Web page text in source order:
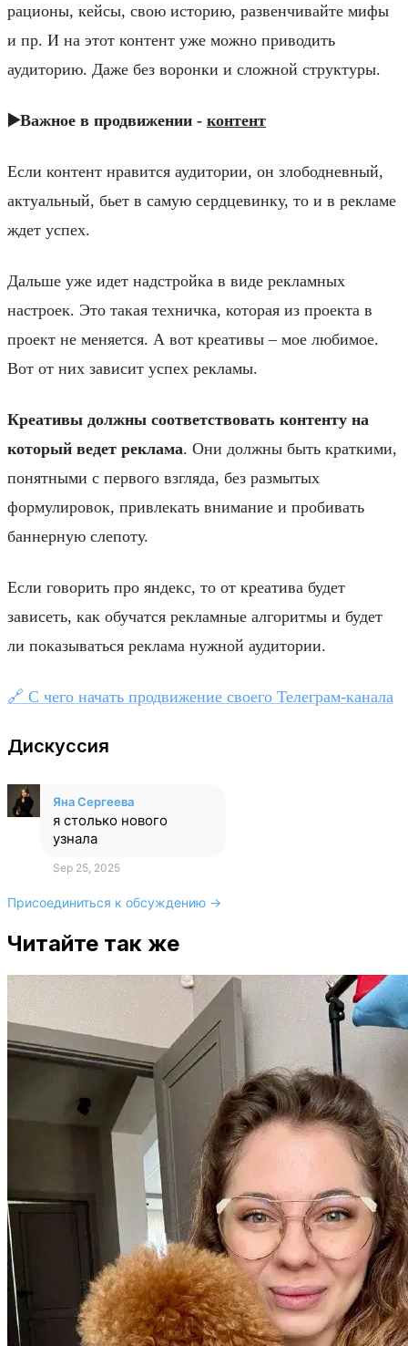
рационы, кейсы, свою историю, развенчивайте мифы
и пр. И на этот контент уже можно приводить
аудиторию. Даже без воронки и сложной структуры.
▶️Важное в продвижении - контент
Если контент нравится аудитории, он злободневный,
актуальный, бьет в самую сердцевинку, то и в рекламе
ждет успех.
Дальше уже идет надстройка в виде рекламных
настроек. Это такая техничка, которая из проекта в
проект не меняется. А вот креативы – мое любимое.
Вот от них зависит успех рекламы.
Креативы должны соответствовать контенту на
который ведет реклама. Они должны быть краткими,
понятными с первого взгляда, без размытых
формулировок, привлекать внимание и пробивать
баннерную слепоту.
Если говорить про яндекс, то от креатива будет
зависеть, как обучатся рекламные алгоритмы и будет
ли показываться реклама нужной аудитории.
🔗 С чего начать продвижение своего Телеграм-канала
Дискуссия
Яна Сергеева
я столько нового
узнала
Sep 25, 2025
Присоединиться к обсуждению →
Читайте так же